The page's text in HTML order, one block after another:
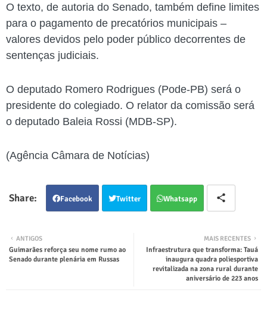
O texto, de autoria do Senado, também define limites
para o pagamento de precatórios municipais –
valores devidos pelo poder público decorrentes de
sentenças judiciais.
O deputado Romero Rodrigues (Pode-PB) será o
presidente do colegiado. O relator da comissão será
o deputado Baleia Rossi (MDB-SP).
(Agência Câmara de Notícias)
Facebook Twitter Whatsapp
MAIS RECENTES
Infraestrutura que transforma: Tauá
inaugura quadra poliesportiva
revitalizada na zona rural durante
aniversário de 223 anos
ANTIGOS
Guimarães reforça seu nome rumo ao
Senado durante plenária em Russas